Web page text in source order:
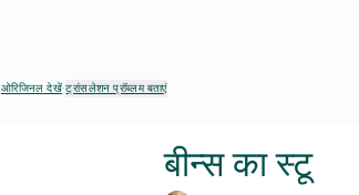
ओरिजिनल देखें·ट्रांसलेशन प्रॉब्लम बताएं
बीन्स का स्टू